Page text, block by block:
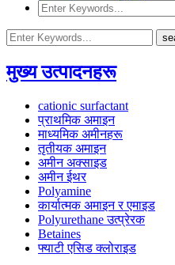
मुख्य उत्पादनहरू
cationic surfactant
प्राथमिक अमाइन
माध्यमिक अमीनहरू
तृतीयक अमाइन
अमीन अक्साइड
अमीन ईथर
Polyamine
कार्यात्मक अमाइन र एमाइड
Polyurethane उत्प्रेरक
Betaines
फ्याटी एसिड क्लोराइड